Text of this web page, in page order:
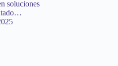
soluciones